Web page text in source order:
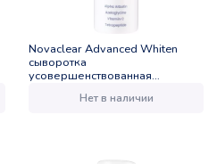
Novaclear Advanced Whiten
сыворотка
усовершенствованная
Нет в наличии